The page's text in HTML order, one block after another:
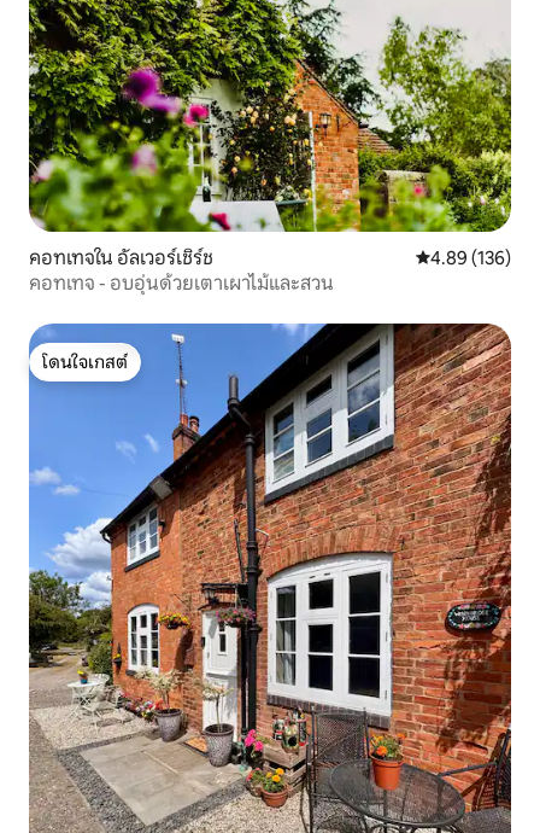
คอทเทจใน อัลเวอร์เชิร์ช คะแนนเฉลี่ย
4.89 (136)
คอทเทจ - อบอุ่นด้วยเตาเผาไม้และสวน
โดนใจเกสต์
โดนใจเกสต์